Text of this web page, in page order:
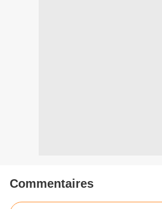
Commentaires